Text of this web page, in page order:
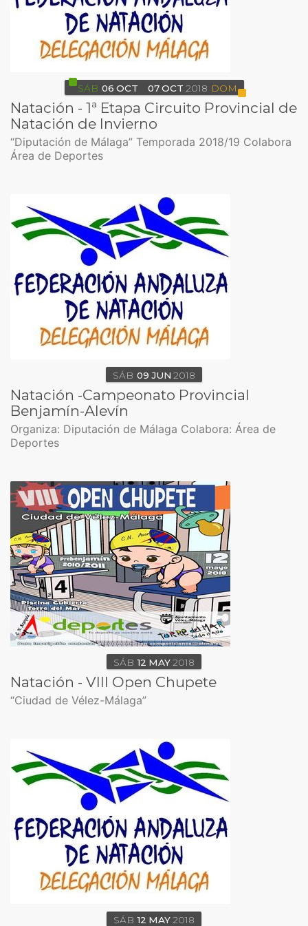
SÁB 06 OCT 07 OCT 2018 DOM
Natación - 1ª Etapa Circuito Provincial de
Natación de Invierno
“Diputación de Málaga” Temporada 2018/19 Colabora
Área de Deportes
SÁB 09 JUN 2018
Natación -Campeonato Provincial
Benjamín-Alevín
Organiza: Diputación de Málaga Colabora: Área de
Deportes
SÁB 12 MAY2018
Natación - VIII Open Chupete
“Ciudad de Vélez-Málaga”
SÁB 12 MAY2018